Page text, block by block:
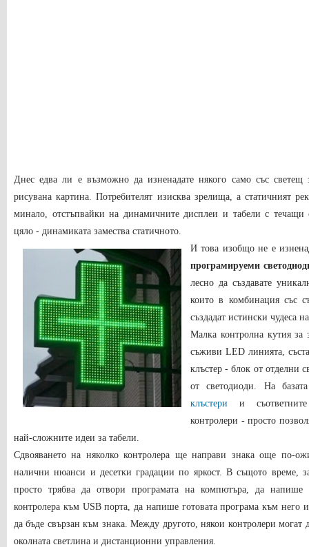
Днес едва ли е възможно да изненадате някого само със светещ
рисувана картина. Потребителят изисква зрелища, а статичният
минало, отстъпвайки на динамичните дисплеи и табели с течащи
цяло - динамиката замества статичното.
И това изобщо не е
програмируеми
лесно да създавате
които в комбинация със
създадат истински чудеса
Малка контролна кутия
съживи LED линията,
клъстер - блок от отделни
от светодиоди. На
клъстери и съответните
контролери - просто
най-сложните идеи за табели.
Сдвояването на няколко контролера ще направи знака още по-
налични нюанси и десетки градации по яркост. В същото време,
просто трябва да отвори програмата на компютъра, да
контролера към USB порта, да напише готовата програма към него
да бъде свързан към знака. Между другото, някои контролери могат
околната светлина и дистанционни управления.